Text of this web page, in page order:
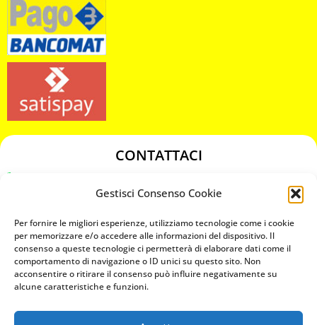
Gestisci Consenso Cookie
Per fornire le migliori esperienze, utilizziamo tecnologie come i cookie
per memorizzare e/o accedere alle informazioni del dispositivo. Il
consenso a queste tecnologie ci permetterà di elaborare dati come il
comportamento di navigazione o ID unici su questo sito. Non
acconsentire o ritirare il consenso può influire negativamente su
alcune caratteristiche e funzioni.
CONTATTACI
chiavicodificate@gmail.com
Privacy Policy
Cookie Policy